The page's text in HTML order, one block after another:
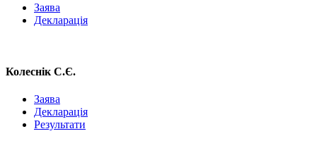
Заява
Декларація
Колеснік С.Є.
Заява
Декларація
Результати